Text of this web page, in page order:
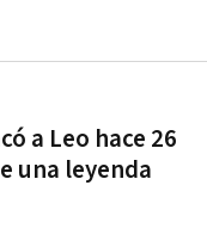
a Leo hace 26
una leyenda